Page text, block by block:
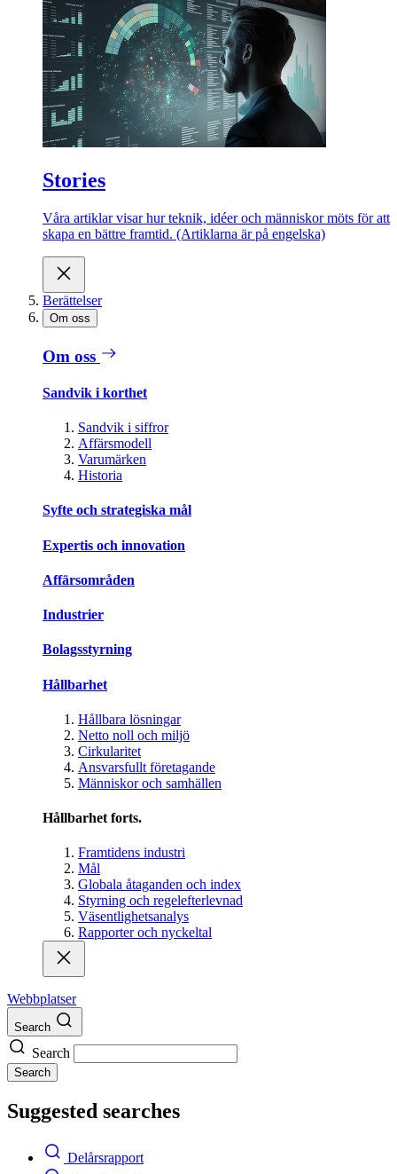
Stories
Våra artiklar visar hur teknik, idéer och människor möts för att
skapa en bättre framtid. (Artiklarna är på engelska)
Berättelser
Om oss
Om oss
Sandvik i korthet
Sandvik i siffror
Affärsmodell
Varumärken
Historia
Syfte och strategiska mål
Expertis och innovation
Affärsområden
Industrier
Bolagsstyrning
Hållbarhet
Hållbara lösningar
Netto noll och miljö
Cirkularitet
Ansvarsfullt företagande
Människor och samhällen
Hållbarhet forts.
Framtidens industri
Mål
Globala åtaganden och index
Styrning och regelefterlevnad
Väsentlighetsanalys
Rapporter och nyckeltal
Webbplatser
Search
Search
Search
Suggested searches
Delårsrapport